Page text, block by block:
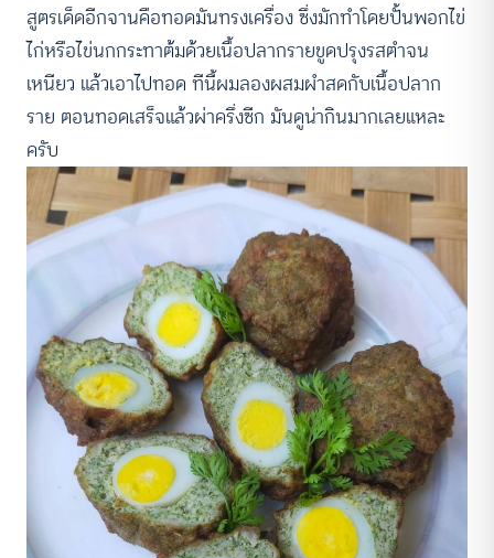
สูตรเด็ดอีกจานคือทอดมันทรงเครื่อง ซึ่งมักทำโดยปั้นพอกไข่
ไก่หรือไข่นกกระทาต้มด้วยเนื้อปลากรายขูดปรุงรสตำจน
เหนียว แล้วเอาไปทอด ทีนี้ผมลองผสมผำสดกับเนื้อปลาก
ราย ตอนทอดเสร็จแล้วผ่าครึ่งซีก มันดูน่ากินมากเลยแหละ
ครับ